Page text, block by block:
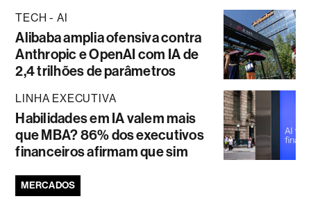
TECH - AI
Alibaba amplia ofensiva contra
Anthropic e OpenAI com IA de
2,4 trilhões de parâmetros
LINHA EXECUTIVA
Habilidades em IA valem mais
que MBA? 86% dos executivos
financeiros afirmam que sim
MERCADOS